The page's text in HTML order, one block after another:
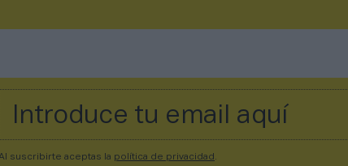
Al suscribirte aceptas la política de privacidad